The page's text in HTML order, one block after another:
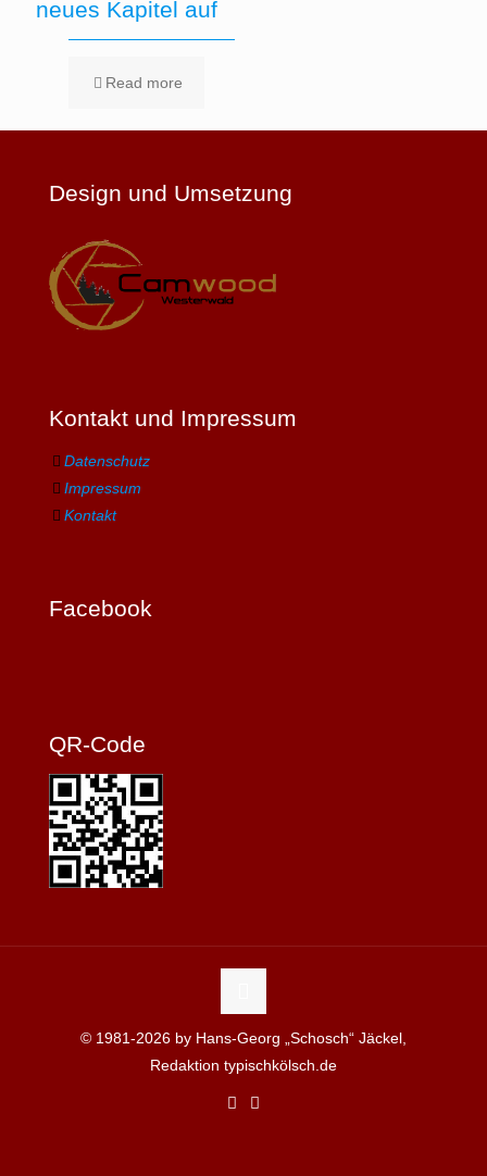
neues Kapitel auf
Read more
Design und Umsetzung
Kontakt und Impressum
Datenschutz
Impressum
Kontakt
Facebook
QR-Code
© 1981-2026 by Hans-Georg „Schosch“ Jäckel,
Redaktion typischkölsch.de